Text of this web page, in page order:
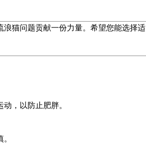
猫问题贡献一份力量。希望您能选择适
，以防止肥胖。